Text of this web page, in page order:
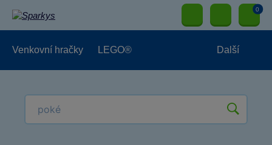
0
Venkovní hračky LEGO® Další